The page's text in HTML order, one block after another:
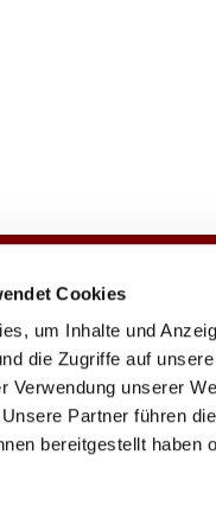
Cookies
um Inhalte und
die Zugriffe auf
Verwendung unserer
Partner führen
bereitgestellt haben
·